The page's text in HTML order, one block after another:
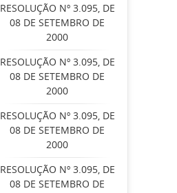
RESOLUÇÃO Nº 3.095, DE
08 DE SETEMBRO DE
2000
RESOLUÇÃO Nº 3.095, DE
08 DE SETEMBRO DE
2000
RESOLUÇÃO Nº 3.095, DE
08 DE SETEMBRO DE
2000
RESOLUÇÃO Nº 3.095, DE
08 DE SETEMBRO DE